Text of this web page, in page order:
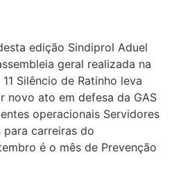
edição Sindiprol Aduel
geral realizada na
Silêncio de Ratinho leva
novo ato em defesa da GAS
operacionais Servidores
carreiras do
é o mês de Prevenção